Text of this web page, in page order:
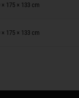
× 175 × 133 cm
× 175 × 133 cm